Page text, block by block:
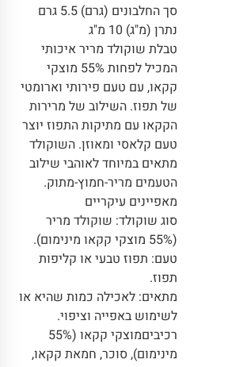
סך החלבונים (גרם) 5.5 גרם
נתרן (מ"ג) 10 מ"ג
טבלת שוקולד מריר איכותי
המכיל לפחות 55% מוצקי
קקאו, עם טעם פירותי וארומטי
של תפוז. השילוב של מרירות
הקקאו עם מתיקות התפוז יוצר
טעם קלאסי ומאוזן. השוקולד
מתאים במיוחד לאוהבי שילוב
הטעמים מריר-חמוץ-מתוק.
מאפיינים עיקריים
סוג שוקולד: שוקולד מריר
(55% מוצקי קקאו מינימום).
טעם: תפוז טבעי או קליפות
תפוז.
מתאים: לאכילה כמות שהיא או
לשימוש באפייה וציפוי.
רכיביםמוצקי קקאו (55%
מינימום), סוכר, חמאת קקאו,